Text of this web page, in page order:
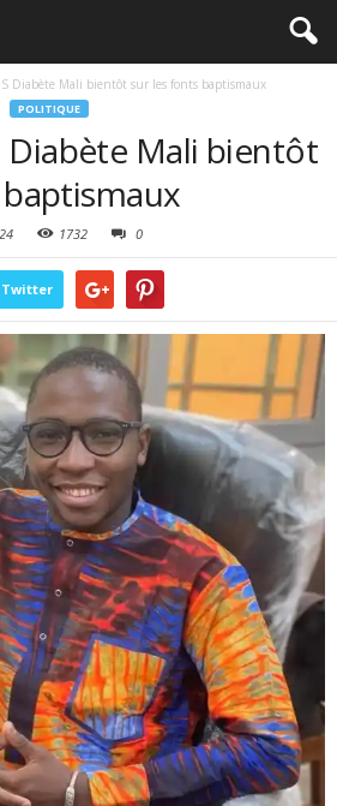
Diabète Mali bientôt sur les fonts baptismaux
POLITIQUE
Diabète Mali bientôt
1732 0
Twitter